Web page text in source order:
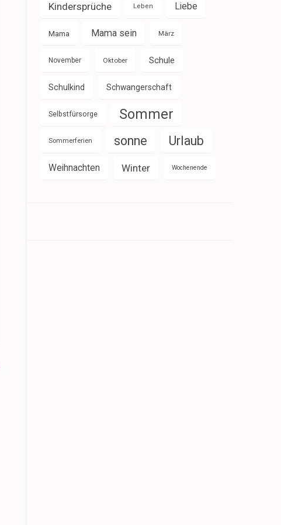
Kindersprüche Leben Liebe
Mama Mama sein März
November Oktober Schule
Schulkind Schwangerschaft
Selbstfürsorge Sommer
Sommerferien sonne Urlaub
Weihnachten Winter Wochenende